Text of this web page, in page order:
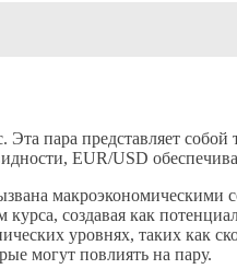
Эта пара представляет
EUR/USD
макроэкономическими
создавая как
уровнях, таких как
могут повлиять на пару.